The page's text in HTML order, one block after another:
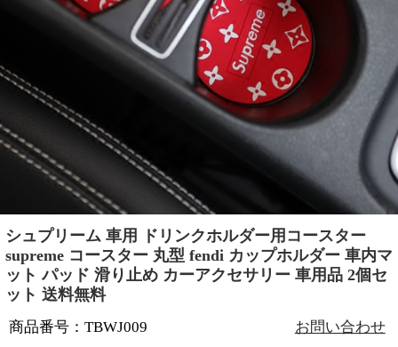
シュプリーム 車用 ドリンクホルダー用コースター
supreme コースター 丸型 fendi カップホルダー 車内マ
ット パッド 滑り止め カーアクセサリー 車用品 2個セ
ット 送料無料
商品番号：TBWJ009 お問い合わせ